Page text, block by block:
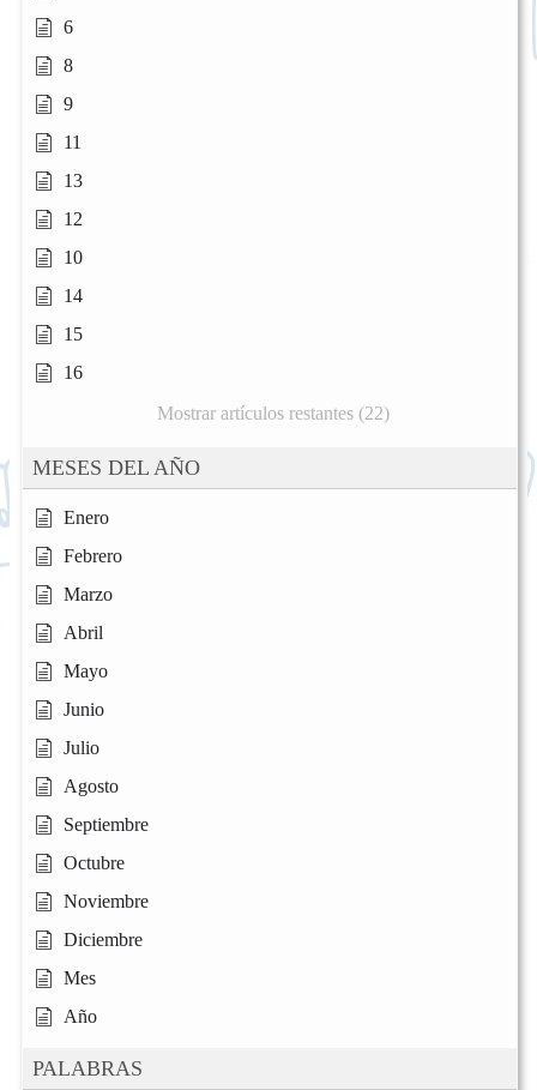
6
8
9
11
13
12
10
14
15
16
Mostrar artículos restantes (22)
MESES DEL AÑO
Enero
Febrero
Marzo
Abril
Mayo
Junio
Julio
Agosto
Septiembre
Octubre
Noviembre
Diciembre
Mes
Año
PALABRAS